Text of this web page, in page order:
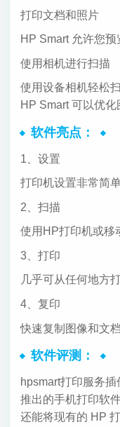
打印文档和照片
HP Smart 允许您预
使用相机进行扫描
使用设备相机轻松
HP Smart 可以优化
软件亮点：
1、设置
打印机设置非常简
2、扫描
使用HP打印机或移
3、打印
几乎可从任何地方
4、复印
快速复制图像和文档
软件评测：
hpsmart打印服务
推出的手机打印软
还能将现有的 HP